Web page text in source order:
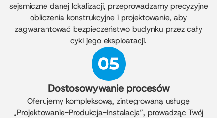
sejsmiczne danej lokalizacji, przeprowadzamy precyzyjne
obliczenia konstrukcyjne i projektowanie, aby
zagwarantować bezpieczeństwo budynku przez cały
cykl jego eksploatacji.
Dostosowywanie procesów
Oferujemy kompleksową, zintegrowaną usługę
„Projektowanie-Produkcja-Instalacja”, prowadząc Twój